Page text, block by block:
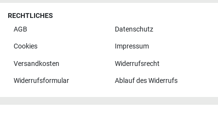
RECHTLICHES
AGB
Datenschutz
Cookies Impressum
Versandkosten Widerrufsrecht
Widerrufsformular Ablauf des Widerrufs